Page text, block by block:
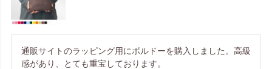
通販サイトのラッピング用にボルドーを購入しました。高級
感があり、とても重宝しております。